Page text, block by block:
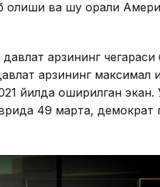
ва шу орқали
қарзининг
қарзининг максимал
йилда оширилган экан.
49 марта, демократ